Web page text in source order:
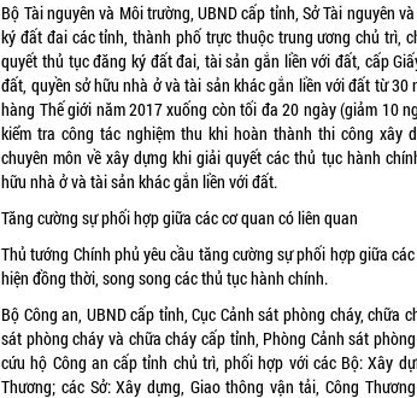
Bộ Tài nguyên và Môi trường, UBND cấp tỉnh, Sở Tài nguyên
ký đất đai các tỉnh, thành phố trực thuộc trung ương chủ trì,
quyết thủ tục đăng ký đất đai, tài sản gắn liền với đất, cấp
đất, quyền sở hữu nhà ở và tài sản khác gắn liền với đất từ 30
hàng Thế giới năm 2017 xuống còn tối đa 20 ngày (giảm 10
kiểm tra công tác nghiệm thu khi hoàn thành thi công xây
chuyên môn về xây dựng khi giải quyết các thủ tục hành
hữu nhà ở và tài sản khác gắn liền với đất.
Tăng cường sự phối hợp giữa các cơ quan có liên quan
Thủ tướng Chính phủ yêu cầu tăng cường sự phối hợp giữa
hiện đồng thời, song song các thủ tục hành chính.
Bộ Công an, UBND cấp tỉnh, Cục Cảnh sát phòng cháy, chữa
sát phòng cháy và chữa cháy cấp tỉnh, Phòng Cảnh sát
cứu hộ Công an cấp tỉnh chủ trì, phối hợp với các Bộ: Xây
Thương; các Sở: Xây dựng, Giao thông vận tải, Công